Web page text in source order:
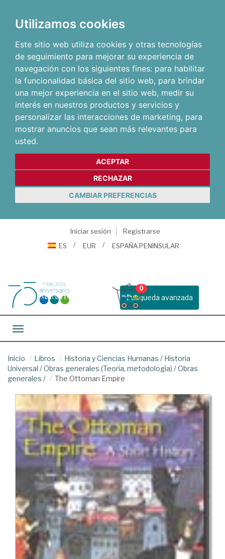
Utilizamos cookies
Este sitio web utiliza cookies y otras tecnologías
de seguimiento para mejorar su experiencia de
navegación con los siguientes fines: para habilitar
la funcionalidad básica del sitio web, para brindar
una mejor experiencia en el sitio web, medir su
interés en nuestros productos y servicios y
personalizar las interacciones de marketing, para
mostrar anuncios que sean más relevantes para
usted.
ACEPTAR
RECHAZAR
CAMBIAR PREFERENCIAS
Iniciar sesión
Registrarse
ES
EUR ESPAÑA PENINSULAR
Busqueda avanzada
0
Toggle navigation
Inicio Libros Historia y Ciencias Humanas / Historia
Universal /Obras generales (Teoría, metodología) /Obras
generales / The Ottoman Empire